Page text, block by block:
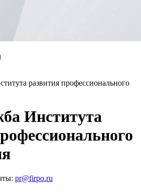
развития профессионального
Института
pr@firpo.ru